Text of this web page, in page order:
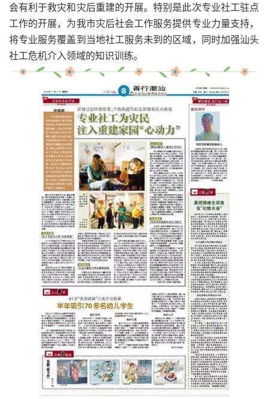
会有利于救灾和灾后重建的开展。特别是此次专业社工驻点
工作的开展，为我市灾后社会工作服务提供专业力量支持，
将专业服务覆盖到当地社工服务未到的区域，同时加强汕头
社工危机介入领域的知识训练。